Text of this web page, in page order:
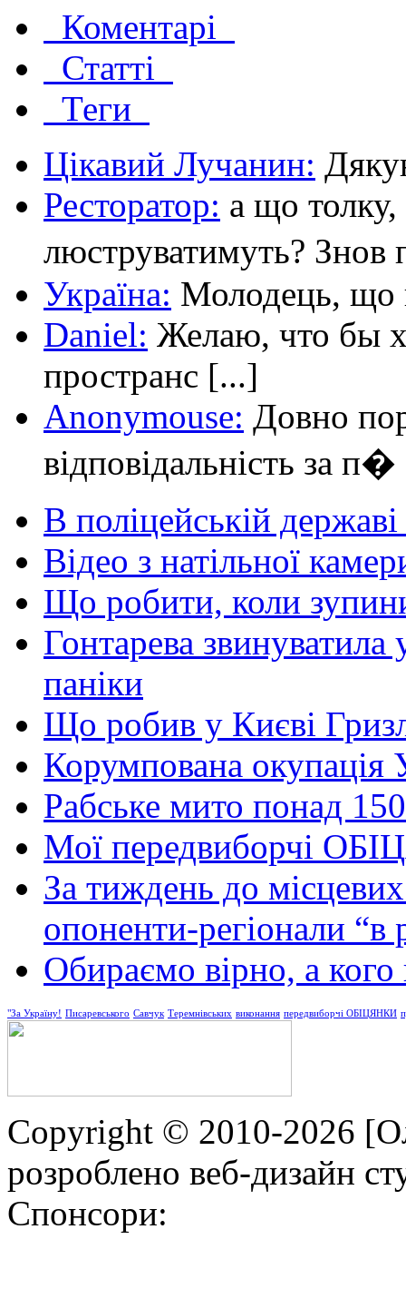
Коментарі
Статті
Теги
Цікавий Лучанин:
Ресторатор: а що
люструватимуть?
Україна: Молодець, що
Daniel: Желаю, что бы
пространс [...]
Anonymouse: Довно
відповідальність за
В поліцейській
Відео з натільної
Що робити, коли
Гонтарева звинуватила
паніки
Що робив у Києві
Корумпована окупація
Рабське мито понад
Мої передвиборчі
За тиждень до
опоненти-регіонали “в
Обираємо вірно, а кого
"За Україну! Писаревського Савчук Теремнівських виконання передвиборчі ОБІЦЯНКИ
Copyright © 2010-2026
розроблено веб-дизайн
Спонсори: